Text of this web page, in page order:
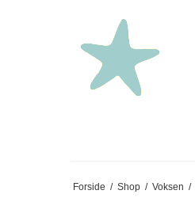
Forside / Shop / Voksen /